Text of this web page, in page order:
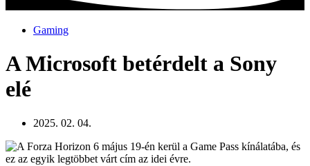
Gaming
A Microsoft betérdelt a Sony
elé
2025. 02. 04.